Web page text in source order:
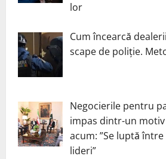
lor
Cum încearcă
scape de poliție.
Negocierile pentru
impas dintr-un
acum: ”Se luptă
lideri”